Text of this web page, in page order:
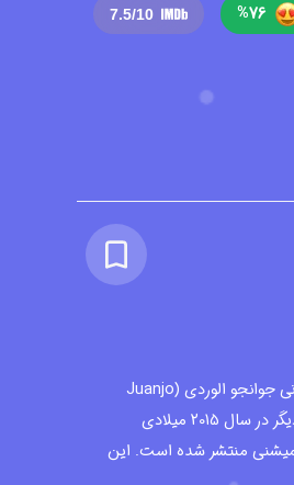
76
%
7.5/10
کارتون یوکو (Yoko) در سبک فانتزی - کمدی - ماجراجویی به کارگردانی جوانجو الوردی (Juanjo
Elordi) ، ریشات گیلمتدینوف (Rishat Gilmetdinov) و 5 کارگردان دیگر در سال 2015 میلادی
این مجموعه انیمیشنی منتشر شده است. این